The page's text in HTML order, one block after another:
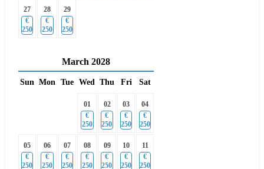
27
€
250
28
€
250
29
€
250
March 2028
Sun Mon Tue Wed Thu Fri Sat
01
€
250
02
€
250
03
€
250
04
€
250
05
€
250
06
€
250
07
€
250
08
€
250
09
€
250
10
€
250
11
€
250